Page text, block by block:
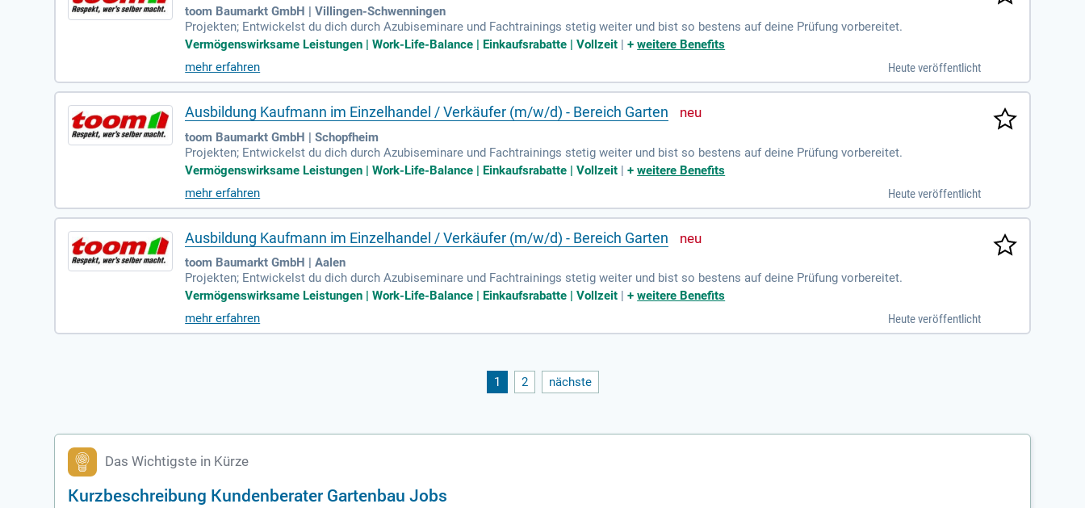
toom Baumarkt GmbH | Villingen-Schwenningen
Projekten; Entwickelst du dich durch Azubiseminare und Fachtrainings stetig weiter und bist so bestens auf deine Prüfung vorbereitet.
Vermögenswirksame Leistungen | Work-Life-Balance | Einkaufsrabatte | Vollzeit |+weitere Benefits
mehr erfahren
Heute veröffentlicht
Ausbildung Kaufmann im Einzelhandel / Verkäufer (m/w/d) - Bereich Garten
toom Baumarkt GmbH | Schopfheim
Projekten; Entwickelst du dich durch Azubiseminare und Fachtrainings stetig weiter und bist so bestens auf deine Prüfung vorbereitet.
Vermögenswirksame Leistungen | Work-Life-Balance | Einkaufsrabatte | Vollzeit |+weitere Benefits
mehr erfahren
Heute veröffentlicht
Ausbildung Kaufmann im Einzelhandel / Verkäufer (m/w/d) - Bereich Garten
toom Baumarkt GmbH | Aalen
Projekten; Entwickelst du dich durch Azubiseminare und Fachtrainings stetig weiter und bist so bestens auf deine Prüfung vorbereitet.
Vermögenswirksame Leistungen | Work-Life-Balance | Einkaufsrabatte | Vollzeit |+weitere Benefits
mehr erfahren
Heute veröffentlicht
1 2 nächste
Das Wichtigste in Kürze
Kurzbeschreibung Kundenberater Gartenbau Jobs